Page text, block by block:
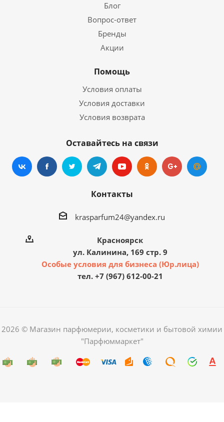
Блог
Вопрос-ответ
Бренды
Акции
Помощь
Условия оплаты
Условия доставки
Условия возврата
Оставайтесь на связи
Контакты
krasparfum24@yandex.ru
Красноярск
ул. Калинина, 169 стр. 9
Особые условия для бизнеса (Юр.лица)
тел. +7 (967) 612-00-21
2026 © Магазин парфюмерии, косметики и бытовой химии
"Парфюммаркет"